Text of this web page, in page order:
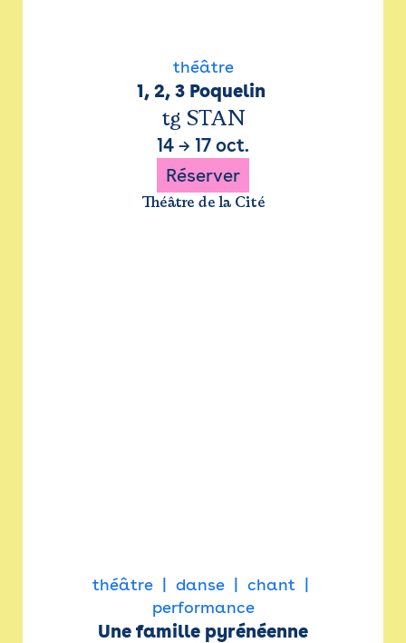
théâtre
1, 2, 3 Poquelin
tg STAN
14 → 17 oct.
Réserver
Théâtre de la Cité
théâtre danse
chant
performance
Une famille pyrénéenne